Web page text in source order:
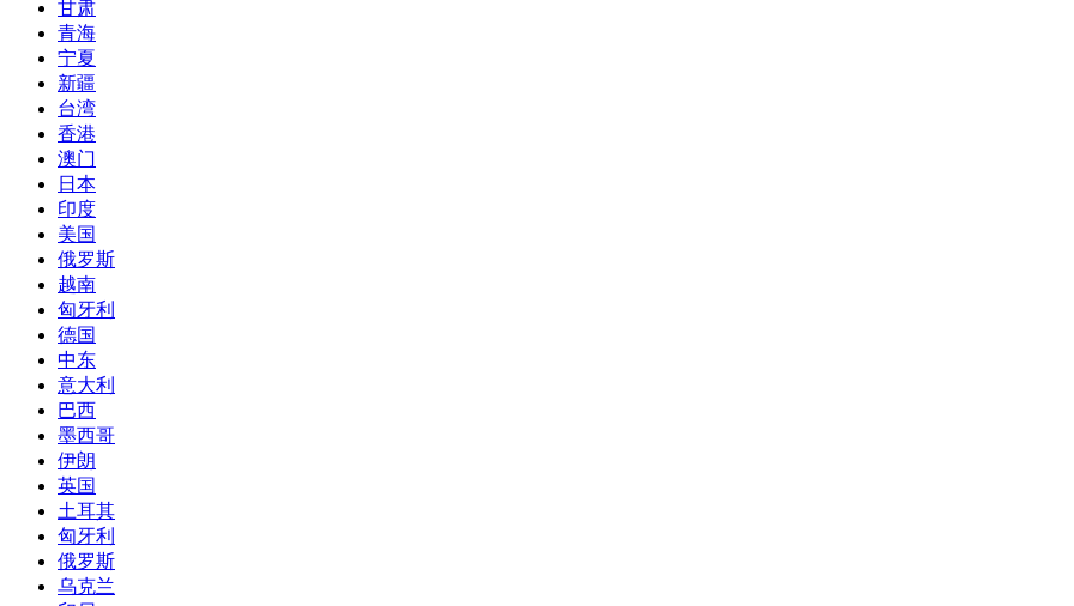
甘肃
青海
宁夏
新疆
台湾
香港
澳门
日本
印度
美国
俄罗斯
越南
匈牙利
德国
中东
意大利
巴西
墨西哥
伊朗
英国
土耳其
匈牙利
俄罗斯
乌克兰